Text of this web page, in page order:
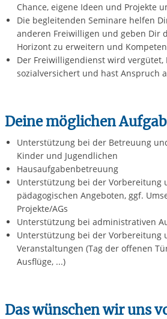
Chance, eigene Ideen und Projekte
Die begleitenden Seminare helfen
anderen Freiwilligen und geben Dir
Horizont zu erweitern und
Der Freiwilligendienst wird vergütet,
sozialversichert und hast Anspruch
Deine möglichen
Unterstützung bei der Betreuung
Kinder und Jugendlichen
Hausaufgabenbetreuung
Unterstützung bei der Vorbereitung
pädagogischen Angeboten, ggf.
Projekte/AGs
Unterstützung bei administrativen
Unterstützung bei der Vorbereitung
Veranstaltungen (Tag der offenen
Ausflüge, ...)
Das wünschen wir uns